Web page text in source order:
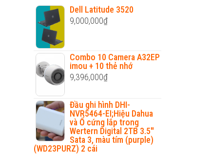
Dell Latitude 3520
9,000,000₫
Combo 10 Camera A32EP
imou + 10 thẻ nhớ
9,396,000₫
Đầu ghi hình DHI-
NVR5464-EI;Hiệu Dahua
và Ổ cứng lắp trong
Wertern Digital 2TB 3.5''
Sata 3, màu tím (purple)
(WD23PURZ) 2 cái